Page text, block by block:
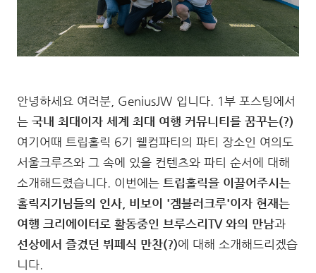
안녕하세요 여러분, GeniusJW 입니다. 1부 포스팅에서
는 국내 최대이자 세계 최대 여행 커뮤니티를 꿈꾸는(?)
여기어때 트립홀릭 6기 웰컴파티의 파티 장소인 여의도
서울크루즈와 그 속에 있을 컨텐츠와 파티 순서에 대해
소개해드렸습니다. 이번에는 트립홀릭을 이끌어주시는
홀릭지기님들의 인사, 비보이 '겜블러크루'이자 현재는
여행 크리에이터로 활동중인 브루스리TV 와의 만남과
선상에서 즐겼던 뷔페식 만찬(?)에 대해 소개해드리겠습
니다.